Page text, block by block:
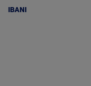
IBANI